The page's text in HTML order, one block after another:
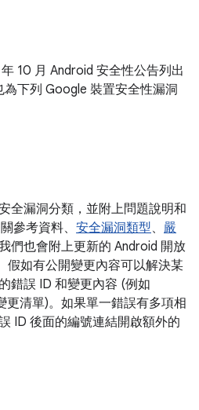
10 月 Android 安全性公告列出
下列 Google 裝置安全性漏洞
全漏洞分類，並附上問題說明和
參考資料、 安全漏洞類型、 嚴
們也會附上更新的 Android 開放
假如有公開變更內容可以解決某
錯誤 ID 和變更內容 (例如
更清單)。如果單一錯誤有多項相
ID 後面的編號連結開啟額外的